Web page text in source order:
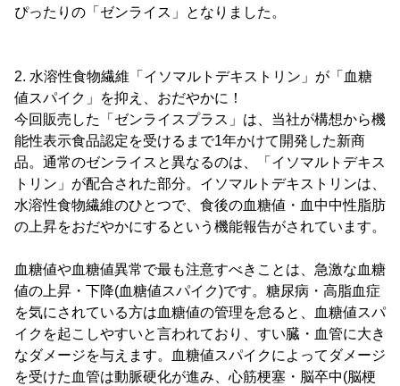
ぴったりの「ゼンライス」となりました。
2. 水溶性食物繊維「イソマルトデキストリン」が「血糖
値スパイク」を抑え、おだやかに！
今回販売した「ゼンライスプラス」は、当社が構想から機
能性表示食品認定を受けるまで1年かけて開発した新商
品。通常のゼンライスと異なるのは、「イソマルトデキス
トリン」が配合された部分。イソマルトデキストリンは、
水溶性食物繊維のひとつで、食後の血糖値・血中中性脂肪
の上昇をおだやかにするという機能報告がされています。
血糖値や血糖値異常で最も注意すべきことは、急激な血糖
値の上昇・下降(血糖値スパイク)です。糖尿病・高脂血症
を気にされている方は血糖値の管理を怠ると、血糖値スパ
イクを起こしやすいと言われており、すい臓・血管に大き
なダメージを与えます。血糖値スパイクによってダメージ
を受けた血管は動脈硬化が進み、心筋梗塞・脳卒中(脳梗